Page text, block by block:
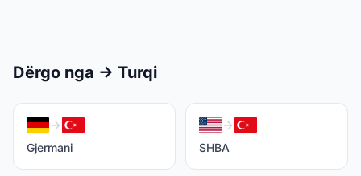
Dërgo nga → Turqi
Gjermani SHBA